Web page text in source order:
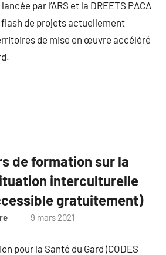
par l’ARS et la DREETS PACA
de projets actuellement
de mise en œuvre accéléré
de formation sur la
interculturelle
gratuitement)
9 mars 2021
pour la Santé du Gard (CODES